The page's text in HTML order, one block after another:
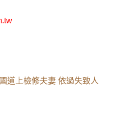
道上檢修夫妻 依過失致人